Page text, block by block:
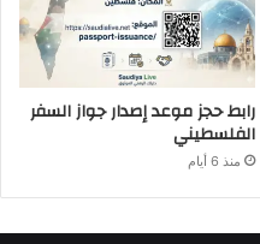
رابط حجز موعد إصدار جواز السفر
الفلسطيني
منذ 6 أيام